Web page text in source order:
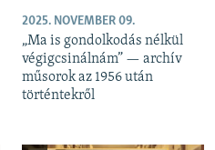
2025. NOVEMBER 09.
„Ma is gondolkodás nélkül
végigcsinálnám” — archív
műsorok az 1956 után
történtekről